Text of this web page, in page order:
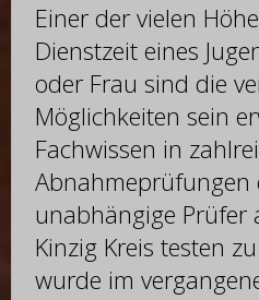
Einer der vielen
Dienstzeit eines
oder Frau sind die
Möglichkeiten sein
Fachwissen in
Abnahmeprüfungen
unabhängige Prüfer
Kinzig Kreis testen
wurde im